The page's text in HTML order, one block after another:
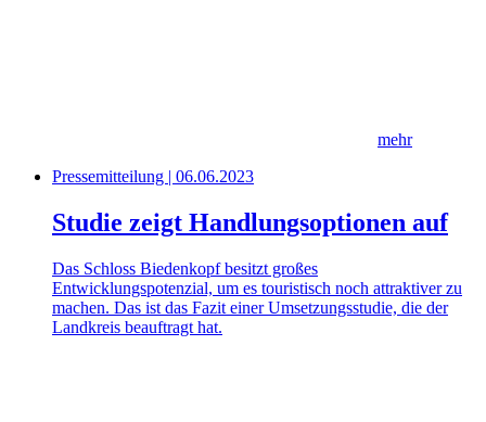
mehr
Pressemitteilung | 06.06.2023
Studie zeigt Handlungsoptionen auf
Das Schloss Biedenkopf besitzt großes
Entwicklungspotenzial, um es touristisch noch attraktiver zu
machen. Das ist das Fazit einer Umsetzungsstudie, die der
Landkreis beauftragt hat.